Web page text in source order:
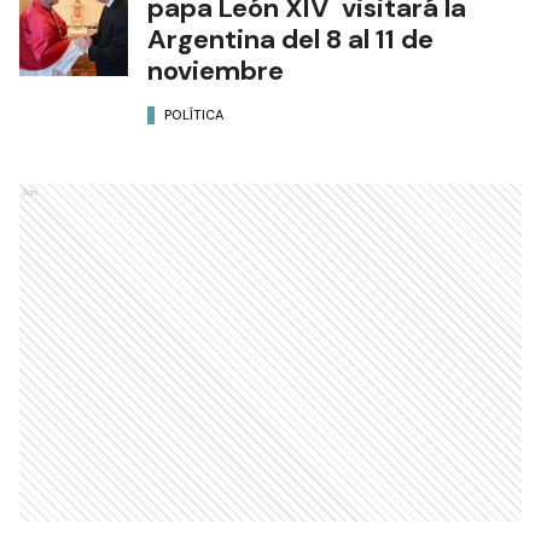
papa León XIV visitará la
Argentina del 8 al 11 de
noviembre
POLÍTICA
Ads